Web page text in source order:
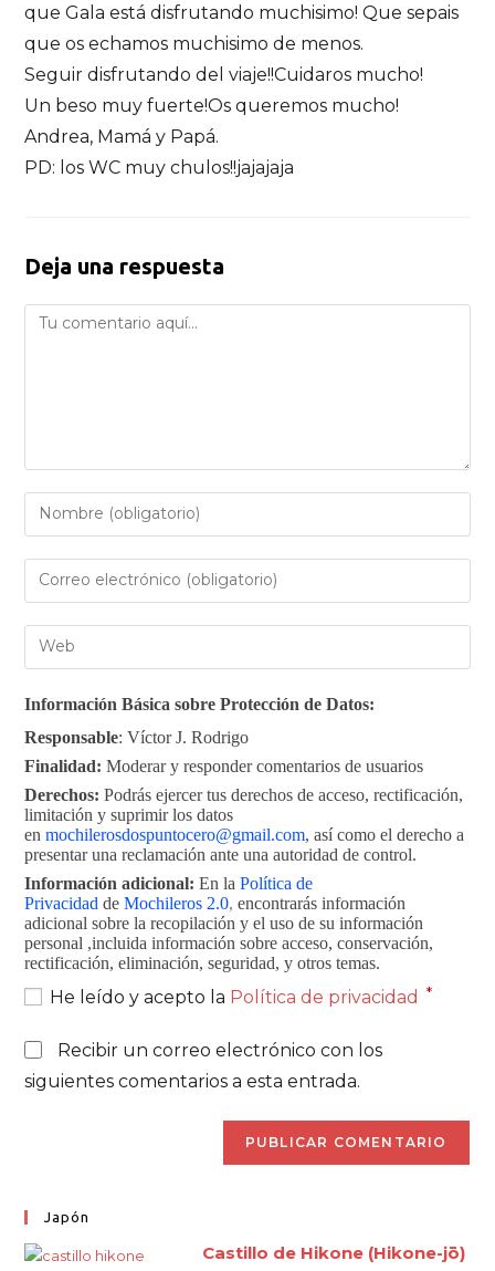
que Gala está disfrutando muchisimo! Que sepais
que os echamos muchisimo de menos.
Seguir disfrutando del viaje!!Cuidaros mucho!
Un beso muy fuerte!Os queremos mucho!
Andrea, Mamá y Papá.
PD: los WC muy chulos!!jajajaja
Deja una respuesta
Información Básica sobre Protección de Datos:
Responsable: Víctor J. Rodrigo
Finalidad:Moderar y responder comentarios de usuarios
Derechos:Podrás ejercer tus derechos de acceso, rectificación,
limitación y suprimir los datos
enmochilerosdospuntocero@gmail.com, así como el derecho a
presentar una reclamación ante una autoridad de control.
Información adicional: En laPolítica de
Privacidad deMochileros 2.0, encontrarás información
adicional sobre la recopilación y el uso de su información
personal ,incluida información sobre acceso, conservación,
rectificación, eliminación, seguridad, y otros temas.
He leído y acepto la Política de privacidad *
Recibir un correo electrónico con los
siguientes comentarios a esta entrada.
Japón
Castillo de Hikone (Hikone-jō)